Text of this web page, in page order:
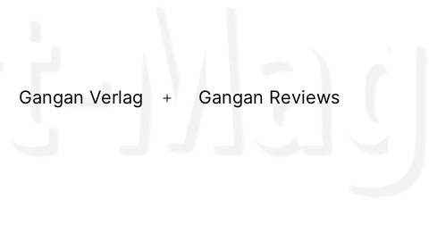
Gangan Verlag
Menü
Gangan Reviews